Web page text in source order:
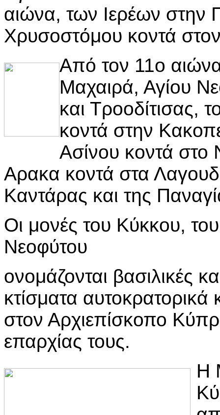
αιώνα, των Ιερέων στην
Χρυσοστόμου κοντά
Από τον 11ο
Μαχαιρά, Αγίου
και Τροοδίτισας,
κοντά στην
Ασίνου κοντά στο
Αρακα κοντά στα
Καντάρας και της
Οι μονές του Κύκκου,
Νεοφύτου
ονομάζονται βασιλικές
κτίσματα αυτοκρατορικά
στον Αρχιεπίσκοπο
επαρχίας τους.
Η